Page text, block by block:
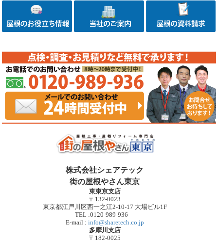
株式会社シェアテック
街の屋根やさん東京
東東京支店
〒132-0023
東京都江戸川区西一之江2-10-17 大場ビル1F
TEL :0120-989-936
E-mail : info@sharetech.co.jp
多摩川支店
〒182-0025